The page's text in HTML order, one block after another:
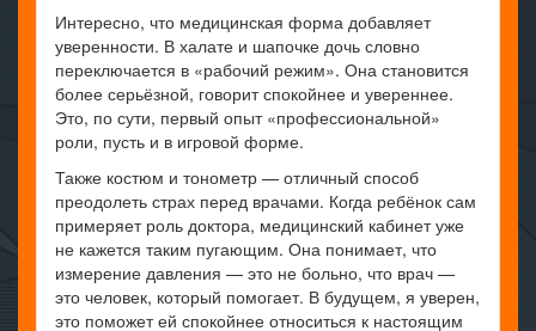
Интересно, что медицинская форма добавляет
уверенности. В халате и шапочке дочь словно
переключается в «рабочий режим». Она становится
более серьёзной, говорит спокойнее и увереннее.
Это, по сути, первый опыт «профессиональной»
роли, пусть и в игровой форме.
Также костюм и тонометр — отличный способ
преодолеть страх перед врачами. Когда ребёнок сам
примеряет роль доктора, медицинский кабинет уже
не кажется таким пугающим. Она понимает, что
измерение давления — это не больно, что врач —
это человек, который помогает. В будущем, я уверен,
это поможет ей спокойнее относиться к настоящим